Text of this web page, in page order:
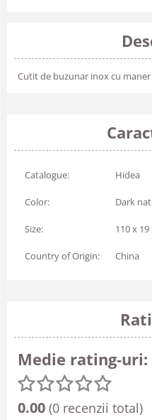
Cutit de buzunar inox cu
Catalogue: Hidea
Color: Dark
Size: 110 x
Country of Origin: China
Medie rating-uri:
0.00 (0 recenzii total)